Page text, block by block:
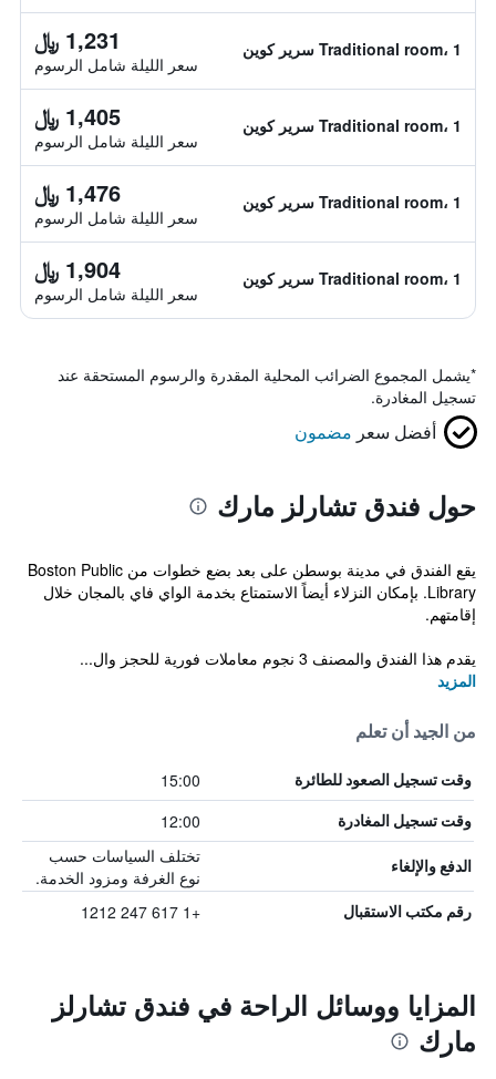
Traditional room، 1 سرير كوين 1,231 ﷼
سعر الليلة شامل الرسوم
Traditional room، 1 سرير كوين 1,405 ﷼
سعر الليلة شامل الرسوم
Traditional room، 1 سرير كوين 1,476 ﷼
سعر الليلة شامل الرسوم
Traditional room، 1 سرير كوين 1,904 ﷼
سعر الليلة شامل الرسوم
*يشمل المجموع الضرائب المحلية المقدرة والرسوم المستحقة عند
تسجيل المغادرة.
أفضل سعر مضمون
حول فندق تشارلز مارك
يقع الفندق في مدينة بوسطن على بعد بضع خطوات من Boston Public
Library. بإمكان النزلاء أيضاً الاستمتاع بخدمة الواي فاي بالمجان خلال
إقامتهم.
يقدم هذا الفندق والمصنف 3 نجوم معاملات فورية للحجز وال...
المزيد
من الجيد أن تعلم
وقت تسجيل الصعود للطائرة 15:00
وقت تسجيل المغادرة 12:00
الدفع والإلغاء
تختلف السياسات حسب
نوع الغرفة ومزود الخدمة.
رقم مكتب الاستقبال +1 617 247 1212
المزايا ووسائل الراحة في فندق تشارلز
مارك